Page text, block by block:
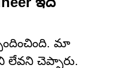
మా
లేవని చెప్పారు.